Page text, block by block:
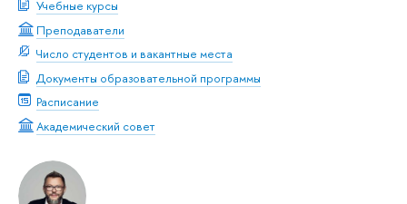
Учебные курсы
Преподаватели
Число студентов и вакантные места
Документы образовательной программы
Расписание
Академический совет